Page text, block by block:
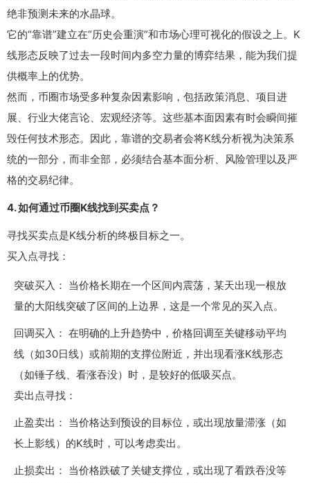
绝非预测未来的水晶球。
它的“靠谱”建立在“历史会重演”和市场心理可视化的假设之上。K
线形态反映了过去一段时间内多空力量的博弈结果，能为我们提
供概率上的优势。
然而，币圈市场受多种复杂因素影响，包括政策消息、项目进
展、行业大佬言论、宏观经济等。这些基本面因素有时会瞬间摧
毁任何技术形态。因此，靠谱的交易者会将K线分析视为决策系
统的一部分，而非全部，必须结合基本面分析、风险管理以及严
格的交易纪律。
4. 如何通过币圈K线找到买卖点？
寻找买卖点是K线分析的终极目标之一。
买入点寻找：
突破买入： 当价格长期在一个区间内震荡，某天出现一根放
量的大阳线突破了区间的上边界，这是一个常见的买入点。
回调买入： 在明确的上升趋势中，价格回调至关键移动平均
线（如30日线）或前期的支撑位附近，并出现看涨K线形态
（如锤子线、看涨吞没）时，是较好的低吸买点。
卖出点寻找：
止盈卖出： 当价格达到预设的目标位，或出现放量滞涨（如
长上影线）的K线时，可以考虑卖出。
止损卖出： 当价格跌破了关键支撑位，或出现了看跌吞没等